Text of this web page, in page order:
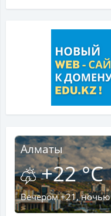
Алматы
+22 °C
Вечером +21,